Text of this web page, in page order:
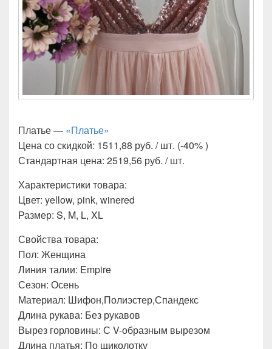
Платье — «Платье»
Цена со скидкой: 1511,88 руб. / шт. (-40% )
Стандартная цена: 2519,56 руб. / шт.
Характеристики товара:
Цвет: yellow, pink, winered
Размер: S, M, L, XL
Свойства товара:
Пол: Женщина
Линия талии: Empire
Сезон: Осень
Материал: Шифон,Полиэстер,Спандекс
Длина рукава: Без рукавов
Вырез горловины: С V-образным вырезом
Длина платья: По щиколотку